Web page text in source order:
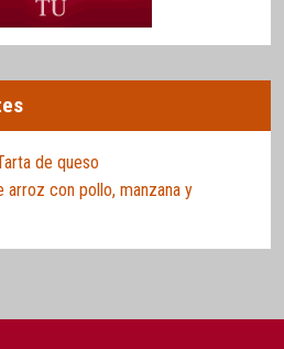
de queso
arroz con pollo, manzana y